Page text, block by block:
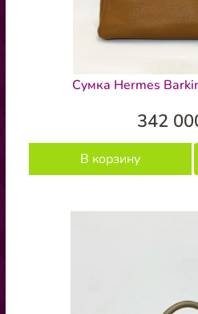
Сумка Hermes
342
В корзину